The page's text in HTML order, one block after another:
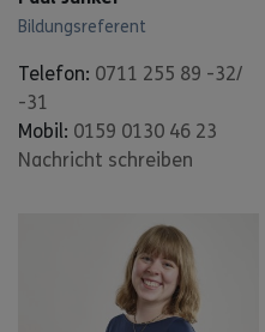
Bildungsreferent
Telefon: 0711 255 89 -32/
-31
Mobil: 0159 0130 46 23
Nachricht schreiben